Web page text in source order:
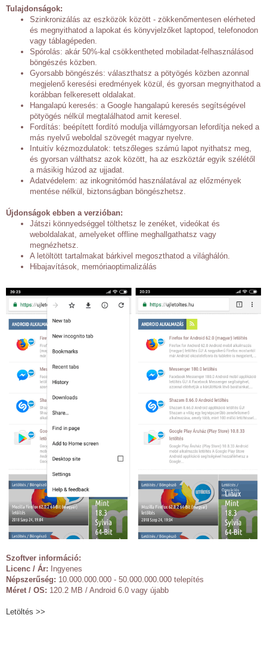
Tulajdonságok:
Szinkronizálás az eszközök között - zökkenőmentesen elérheted
és megnyithatod a lapokat és könyvjelzőket laptopod, telefonodon
vagy táblagépeden.
Spórolás: akár 50%-kal csökkentheted mobiladat-felhasználásod
böngészés közben.
Gyorsabb böngészés: választhatsz a pötyögés közben azonnal
megjelenő keresési eredmények közül, és gyorsan megnyithatod a
korábban felkeresett oldalakat.
Hangalapú keresés: a Google hangalapú keresés segítségével
pötyögés nélkül megtalálhatod amit keresel.
Fordítás: beépített fordító modulja villámgyorsan lefordítja neked a
más nyelvű weboldal szövegét magyar nyelvre.
Intuitív kézmozdulatok: tetszőleges számú lapot nyithatsz meg,
és gyorsan válthatsz azok között, ha az eszköztár egyik szélétől
a másikig húzod az ujjadat.
Adatvédelem: az inkognitómód használatával az előzmények
mentése nélkül, biztonságban böngészhetsz.
Újdonságok ebben a verzióban:
Játszi könnyedséggel tölthetsz le zenéket, videókat és
weboldalakat, amelyeket offline meghallgathatsz vagy
megnézhetsz.
A letöltött tartalmakat bárkivel megoszthatod a világhálón.
Hibajavítások, memóriaoptimalizálás
Szoftver információ:
Licenc / Ár: Ingyenes
Népszerűség: 10.000.000.000 - 50.000.000.000 telepítés
Méret / OS: 120.2 MB / Android 6.0 vagy újabb
Letöltés >>